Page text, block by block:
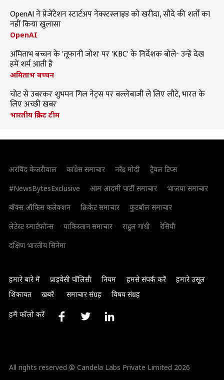
OpenAI ने प्रेजेंटेशन स्टार्टअप नेक्स्टस्लाइड को खरीदा, सौदे की शर्तों का
नहीं किया खुलासा
OpenAI
अमिताभ बच्चन के 'तूफानी जोश' पर 'KBC' के निर्देशक बोले- उन्हें देख
हमें शर्म आती है
अमिताभ बच्चन
चोट से उबरकर शुभमन गिल नेट्स पर बल्लेबाजी ले लिए लौटे, भारत के
लिए अच्छी खबर
भारतीय क्रिकेट टीम
अरविंद केजरीवाल कांग्रेस समाचार नरेंद्र मोदी
ट्रैवल टिप्स
#NewsBytesExclusive
आम आदमी पार्टी समाचार
भाजपा समाचार
बॉक्स ऑफिस कलेक्शन
क्रिकेट समाचार
फुटबॉल समाचार
लेटेस्ट स्मार्टफोन्स
पाकिस्तान समाचार राहुल गांधी
रेसिपी
दक्षिण भारतीय सिनेमा
हमारे बारे में प्राइवेसी पॉलिसी नियम हमसे संपर्क करें
हमारे उसूल
शिकायत
खबरें समाचार संग्रह विषय संग्रह
हमें फॉलो करें
All rights reserved © Candela Labs Private Limited 2026